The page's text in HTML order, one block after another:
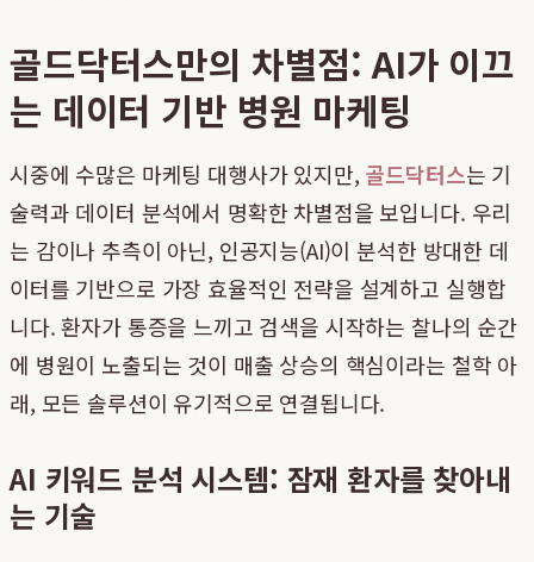
골드닥터스만의 차별점: AI가 이끄
는 데이터 기반 병원 마케팅
시중에 수많은 마케팅 대행사가 있지만, 골드닥터스는 기
술력과 데이터 분석에서 명확한 차별점을 보입니다. 우리
는 감이나 추측이 아닌, 인공지능(AI)이 분석한 방대한 데
이터를 기반으로 가장 효율적인 전략을 설계하고 실행합
니다. 환자가 통증을 느끼고 검색을 시작하는 찰나의 순간
에 병원이 노출되는 것이 매출 상승의 핵심이라는 철학 아
래, 모든 솔루션이 유기적으로 연결됩니다.
AI 키워드 분석 시스템: 잠재 환자를 찾아내
는 기술